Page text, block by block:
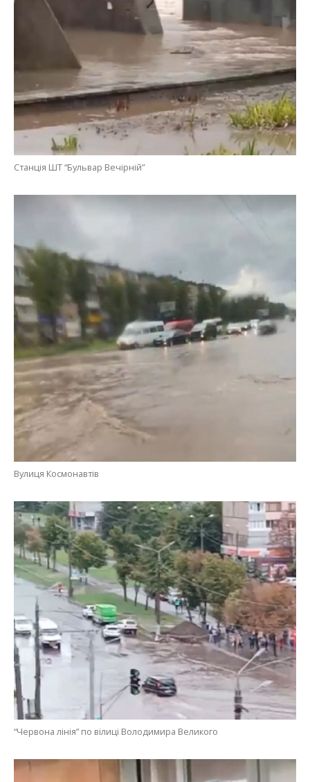
Станція ШТ “Бульвар Вечірній”
Вулиця Космонавтів
“Червона лінія” по вілиці Володимира Великого